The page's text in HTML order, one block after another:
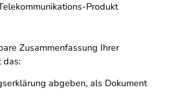
Produkt
Zusammenfassung Ihrer
das:
abgeben, als Dokument